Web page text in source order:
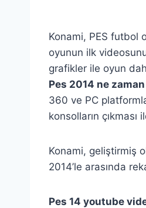
Konami, PES futbol
oyunun ilk
grafikler ile oyun
Pes 2014 ne
360 ve PC
konsolların
Konami, geliştirmiş
2014’le arasında
Pes 14 youtube